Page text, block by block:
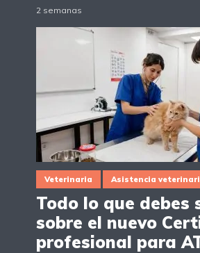
2 semanas
Veterinaria Asistencia
Todo lo que debes
sobre el nuevo
profesional para